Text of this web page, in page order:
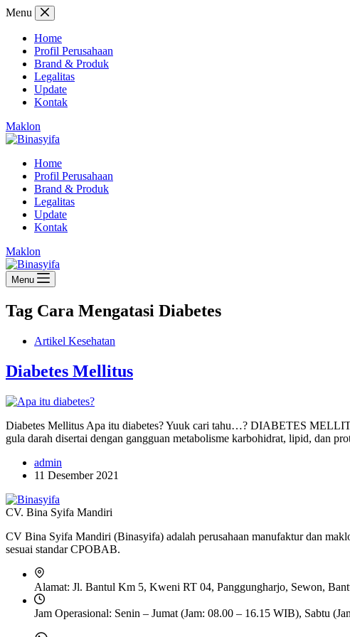
Skip
content
Menu
Home
Profil Perusahaan
Brand & Produk
Legalitas
Update
Kontak
Maklon
Home
Profil Perusahaan
Brand & Produk
Legalitas
Update
Kontak
Maklon
Menu
Tag Cara Mengatasi Diabetes
Artikel Kesehatan
Diabetes Mellitus
Diabetes Mellitus Apa itu diabetes? Yuuk cari tahu…? DIABETES
gula darah disertai dengan gangguan metabolisme karbohidrat, lipid, dan
admin
11 Desember 2021
CV. Bina Syifa Mandiri
CV Bina Syifa Mandiri (Binasyifa) adalah perusahaan manufaktur dan
sesuai standar CPOBAB.
Alamat: Jl. Bantul Km 5, Kweni RT 04, Panggungharjo, Sewon,
Jam Operasional: Senin – Jumat (Jam: 08.00 – 16.15 WIB), Sabtu